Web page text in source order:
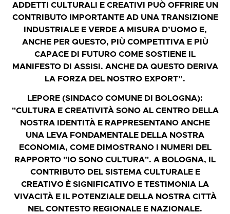
ADDETTI CULTURALI E CREATIVI PUÒ OFFRIRE UN
CONTRIBUTO IMPORTANTE AD UNA TRANSIZIONE
INDUSTRIALE E VERDE A MISURA D’UOMO E,
ANCHE PER QUESTO, PIÙ COMPETITIVA E PIÙ
CAPACE DI FUTURO COME SOSTIENE IL
MANIFESTO DI ASSISI. ANCHE DA QUESTO DERIVA
LA FORZA DEL NOSTRO EXPORT”.
LEPORE (SINDACO COMUNE DI BOLOGNA):
"CULTURA E CREATIVITÀ SONO AL CENTRO DELLA
NOSTRA IDENTITÀ E RAPPRESENTANO ANCHE
UNA LEVA FONDAMENTALE DELLA NOSTRA
ECONOMIA, COME DIMOSTRANO I NUMERI DEL
RAPPORTO "IO SONO CULTURA". A BOLOGNA, IL
CONTRIBUTO DEL SISTEMA CULTURALE E
CREATIVO È SIGNIFICATIVO E TESTIMONIA LA
VIVACITÀ E IL POTENZIALE DELLA NOSTRA CITTÀ
NEL CONTESTO REGIONALE E NAZIONALE.